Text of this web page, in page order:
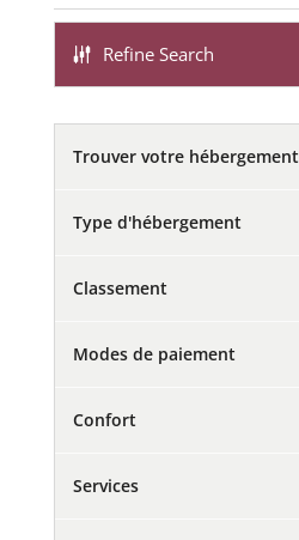
Refine Search
Trouver votre hébergement
Type d'hébergement
Classement
Modes de paiement
Confort
Services